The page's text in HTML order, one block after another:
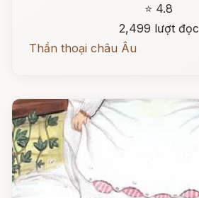
⭐ 4.8
2,499 lượt đọc
Thần thoại châu Âu